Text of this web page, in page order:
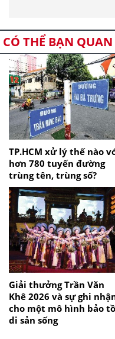
CÓ THỂ BẠN
TP.HCM xử lý thế nào
hơn 780 tuyến đường
trùng tên, trùng số?
Giải thưởng Trần Văn
Khê 2026 và sự ghi
cho một mô hình bảo
di sản sống